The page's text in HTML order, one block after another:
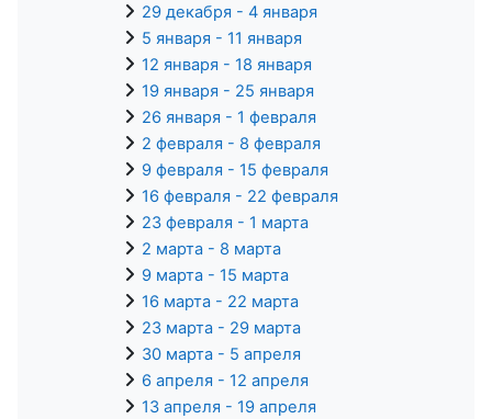
29 декабря - 4 января
5 января - 11 января
12 января - 18 января
19 января - 25 января
26 января - 1 февраля
2 февраля - 8 февраля
9 февраля - 15 февраля
16 февраля - 22 февраля
23 февраля - 1 марта
2 марта - 8 марта
9 марта - 15 марта
16 марта - 22 марта
23 марта - 29 марта
30 марта - 5 апреля
6 апреля - 12 апреля
13 апреля - 19 апреля